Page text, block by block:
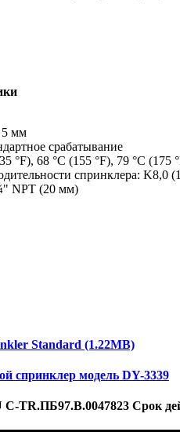
5 мм
срабатывание
°F), 68 °C (155 °F), 79 °C (175
спринклера: K8,0
NPT (20 мм)
Standard (1.22MB)
спринклер модель DY-3339
Срок